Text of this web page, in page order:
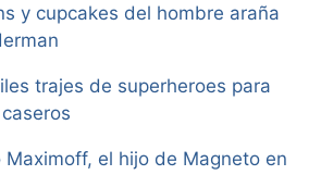
y cupcakes del hombre araña
trajes de superheroes para
Maximoff, el hijo de Magneto en